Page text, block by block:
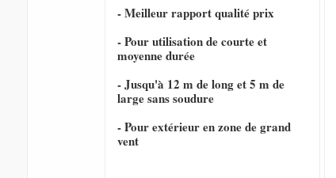
- Meilleur rapport qualité prix
- Pour utilisation de courte et
moyenne durée
- Jusqu'à 12 m de long et 5 m de
large sans soudure
- Pour extérieur en zone de grand
vent